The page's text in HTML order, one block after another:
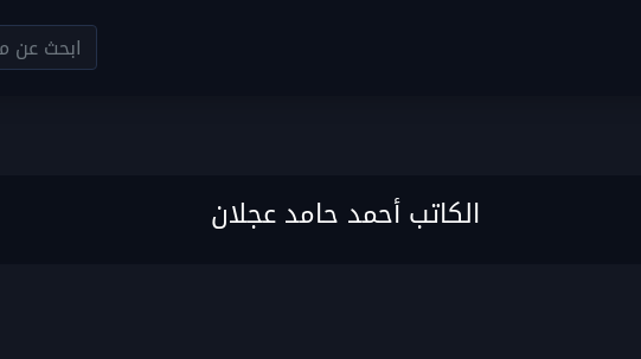
الكاتب أحمد حامد عجلان